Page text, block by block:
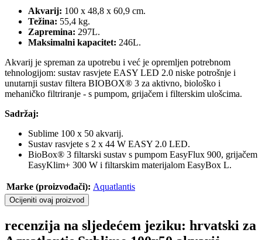
Akvarij: 100 x 48,8 x 60,9 cm.
Težina: 55,4 kg.
Zapremina: 297L.
Maksimalni kapacitet: 246L.
Akvarij je spreman za upotrebu i već je opremljen potrebnom
tehnologijom: sustav rasvjete EASY LED 2.0 niske potrošnje i
unutarnji sustav filtera BIOBOX® 3 za aktivno, biološko i
mehaničko filtriranje - s pumpom, grijačem i filterskim ulošcima.
Sadržaj:
Sublime 100 x 50 akvarij.
Sustav rasvjete s 2 x 44 W EASY 2.0 LED.
BioBox® 3 filtarski sustav s pumpom EasyFlux 900, grijačem
EasyKlim+ 300 W i filtarskim materijalom EasyBox L.
Marke (proizvođači): Aquatlantis
Ocijeniti ovaj proizvod
recenzija na sljedećem jeziku: hrvatski za